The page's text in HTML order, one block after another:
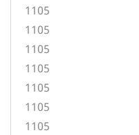
1105
1105
1105
1105
1105
1105
1105